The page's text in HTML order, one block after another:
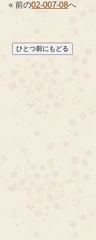
« 前の02-007-08へ